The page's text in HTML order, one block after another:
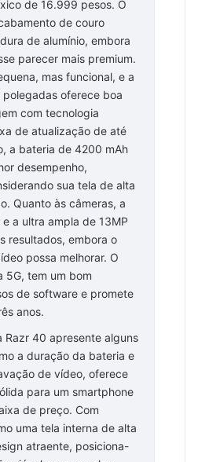
de 16.999 pesos. O
de couro
de alumínio, embora
parecer mais premium.
mas funcional, e a
oferece boa
com tecnologia
de atualização de até
a bateria de 4200 mAh
desempenho,
sua tela de alta
Quanto às câmeras, a
a ultra ampla de 13MP
resultados, embora o
possa melhorar. O
5G, tem um bom
de software e promete
anos.
Razr 40 apresente alguns
a duração da bateria e
de vídeo, oferece
para um smartphone
de preço. Com
uma tela interna de alta
atraente, posiciona-